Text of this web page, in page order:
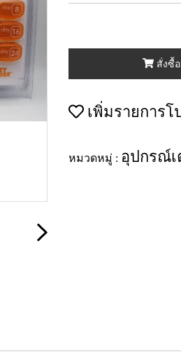
สั่งซื้
เพิ่มรายการโ
หมวดหมู่ : อุปกรณ์